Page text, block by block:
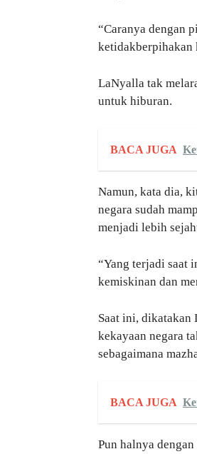
“Caranya dengan
ketidakberpihakan
LaNyalla tak
untuk hiburan.
BACA JUGA
Namun, kata dia,
negara sudah
menjadi lebih
“Yang terjadi saat
kemiskinan dan
Saat ini, dikatakan
kekayaan negara
sebagaimana
BACA JUGA
Pun halnya